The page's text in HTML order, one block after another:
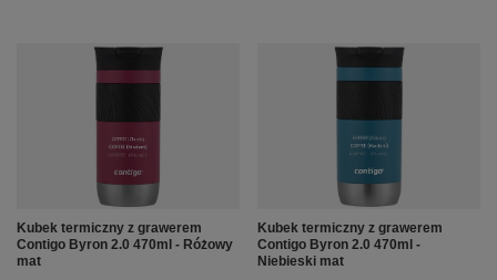
Kubek termiczny z grawerem
Contigo Byron 2.0 470ml - Różowy
mat
Kubek termiczny z grawerem
Contigo Byron 2.0 470ml -
Niebieski mat